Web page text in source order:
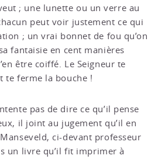
; une lunette ou un verre au
peut voir justement ce qui
; un vrai bonnet de fou qu’on
fantaisie en cent manières
être coiffé. Le Seigneur te
te ferme la bouche !
pas de dire ce qu’il pense
il joint au jugement qu’il en
ci-devant professeur
un livre qu’il fit imprimer à